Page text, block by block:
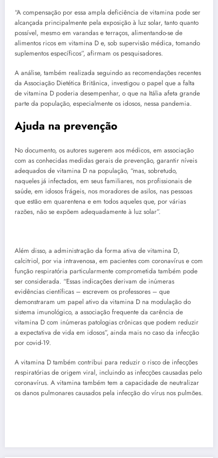
“A compensação por essa ampla deficiência de vitamina pode ser
alcançada principalmente pela exposição à luz solar, tanto quanto
possível, mesmo em varandas e terraços, alimentando-se de
alimentos ricos em vitamina D e, sob supervisão médica, tomando
suplementos específicos”, afirmam os pesquisadores.
A análise, também realizada seguindo as recomendações recentes
da Associação Dietética Britânica, investigou o papel que a falta
de vitamina D poderia desempenhar, o que na Itália afeta grande
parte da população, especialmente os idosos, nessa pandemia.
Ajuda na prevenção
No documento, os autores sugerem aos médicos, em associação
com as conhecidas medidas gerais de prevenção, garantir níveis
adequados de vitamina D na população, “mas, sobretudo,
naqueles já infectados, em seus familiares, nos profissionais de
saúde, em idosos frágeis, nos moradores de asilos, nas pessoas
que estão em quarentena e em todos aqueles que, por várias
razões, não se expõem adequadamente à luz solar”.
Além disso, a administração da forma ativa de vitamina D,
calcitriol, por via intravenosa, em pacientes com coronavírus e com
função respiratória particularmente comprometida também pode
ser considerada. “Essas indicações derivam de inúmeras
evidências científicas – escrevem os professores – que
demonstraram um papel ativo da vitamina D na modulação do
sistema imunológico, a associação frequente da carência de
vitamina D com inúmeras patologias crônicas que podem reduzir
a expectativa de vida em idosos”, ainda mais no caso da infecção
por covid-19.
A vitamina D também contribui para reduzir o risco de infecções
respiratórias de origem viral, incluindo as infecções causadas pelo
coronavírus. A vitamina também tem a capacidade de neutralizar
os danos pulmonares causados pela infecção do vírus nos pulmões.